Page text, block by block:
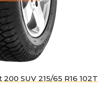
SUV 215/65 R16 102T